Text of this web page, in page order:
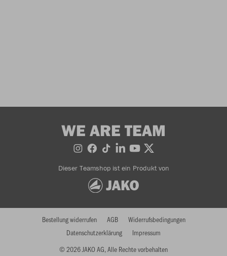
WE ARE TEAM
Dieser Teamshop ist ein Produkt von
© 2026 JAKO AG, Alle Rechte vorbehalten
Bestellung widerrufen AGB
Widerrufsbedingungen
Datenschutzerklärung
Impressum